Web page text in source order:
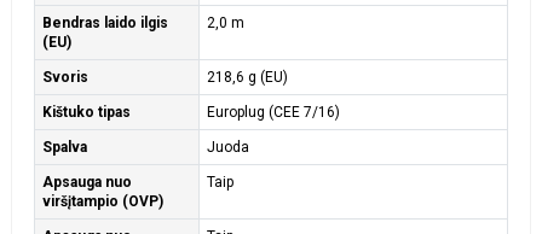
Bendras laido ilgis
(EU)
2,0 m
Svoris 218,6 g (EU)
Kištuko tipas Europlug (CEE 7/16)
Spalva Juoda
Apsauga nuo
viršįtampio (OVP)
Taip